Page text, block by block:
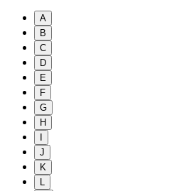
A
B
C
D
E
F
G
H
J
K
L